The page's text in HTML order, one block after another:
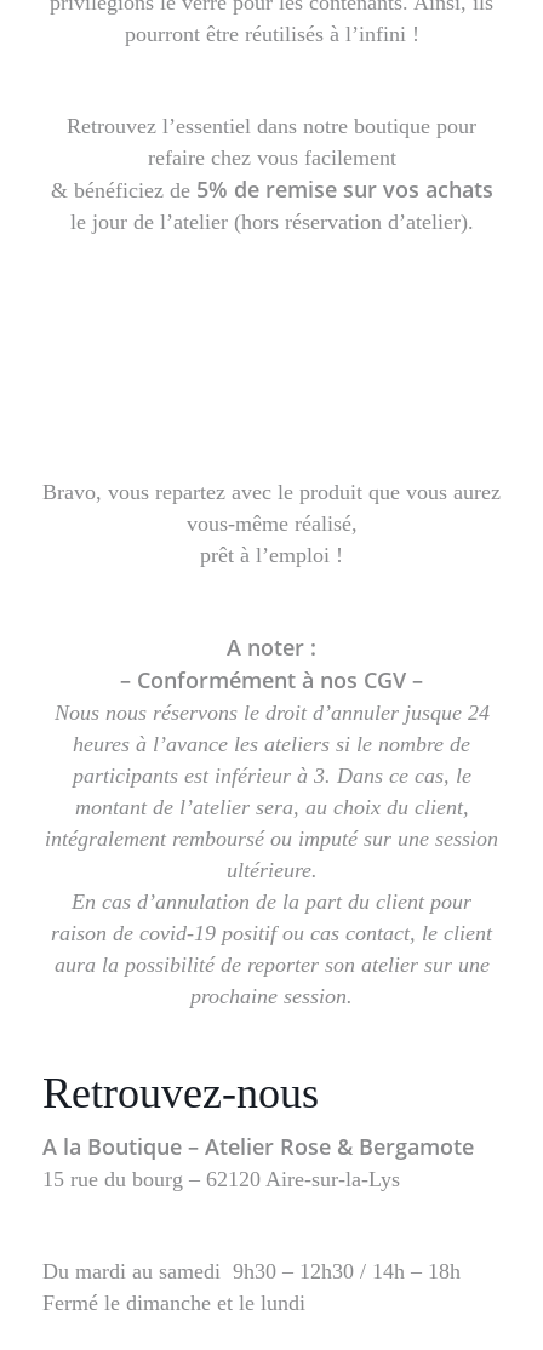
pourront être réutilisés à l’infini !
Retrouvez l’essentiel dans notre boutique pour
refaire chez vous facilement
& bénéficiez de 5% de remise sur vos achats
le jour de l’atelier (hors réservation d’atelier).
Bravo, vous repartez avec le produit que vous aurez
vous-même réalisé,
prêt à l’emploi !
A noter :
– Conformément à nos CGV –
Nous nous réservons le droit d’annuler jusque 24
heures à l’avance les ateliers si le nombre de
participants est inférieur à 3. Dans ce cas, le
montant de l’atelier sera, au choix du client,
intégralement remboursé ou imputé sur une session
ultérieure.
En cas d’annulation de la part du client pour
raison de covid-19 positif ou cas contact, le client
aura la possibilité de reporter son atelier sur une
prochaine session.
Retrouvez-nous
A la Boutique – Atelier Rose & Bergamote
15 rue du bourg – 62120 Aire-sur-la-Lys
Du mardi au samedi 9h30 – 12h30 / 14h – 18h
Fermé le dimanche et le lundi